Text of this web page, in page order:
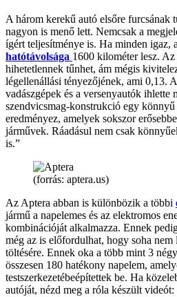
A három kerekű autó elsőre furcsának
nagyon is menő lett. Nemcsak a
ígért teljesítménye is. Ha minden igaz,
hatótávolsága 1600 kilométer lesz.
hihetetlennek tűnhet, ám mégis
légellenállási tényezőjének, ami 0,13.
vadászgépek és a versenyautók ihlette
szendvicsmag-konstrukció egy
eredményez, amelyek sokszor
járművek. Ráadásul nem csak
is.”
(forrás: aptera.us)
Az Aptera abban is különbözik a többi
jármű a napelemes és az elektromos
kombinációját alkalmazza. Ennek
még az is előfordulhat, hogy soha nem
töltésére. Ennek oka a több mint 3
összesen 180 hatékony napelem,
testszerkezetébeépítettek be. Ha
autóját, nézd meg a róla készült videót: